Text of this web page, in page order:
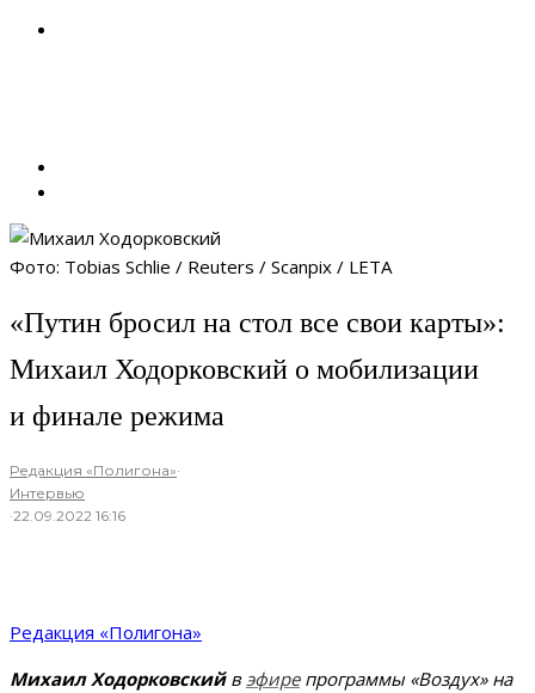
Фото: Tobias Schlie / Reuters / Scanpix / LETA
«Путин бросил на стол все свои карты»:
Михаил Ходорковский о мобилизации
и финале режима
Редакция «Полигона»·
Интервью
·22.09.2022 16:16
Редакция «Полигона»
Михаил Ходорковскийвэфирепрограммы «Воздух» на